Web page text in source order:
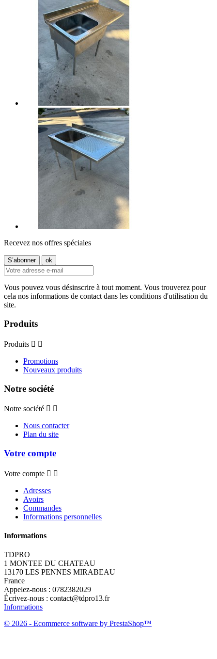
Recevez nos offres spéciales
Vous pouvez vous désinscrire à tout moment. Vous trouverez pour
cela nos informations de contact dans les conditions d'utilisation du
site.
Produits
Produits  
Promotions
Nouveaux produits
Notre société
Notre société  
Nous contacter
Plan du site
Votre compte
Votre compte  
Adresses
Avoirs
Commandes
Informations personnelles
Informations
TDPRO
1 MONTEE DU CHATEAU
13170 LES PENNES MIRABEAU
France
Appelez-nous : 0782382029
Écrivez-nous : contact@tdpro13.fr
Informations
© 2026 - Ecommerce software by PrestaShop™